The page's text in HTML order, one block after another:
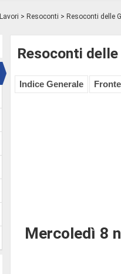
Lavori > Resoconti > Resoconti delle
Resoconti
Indice Generale
Mercoledì 8